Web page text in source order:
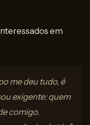
em
me deu tudo, é
exigente: quem
comigo.